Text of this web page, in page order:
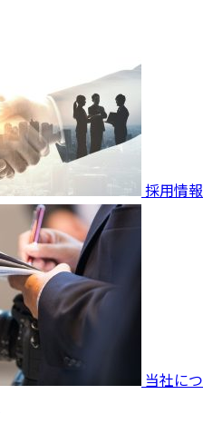
採用情報
当社につ